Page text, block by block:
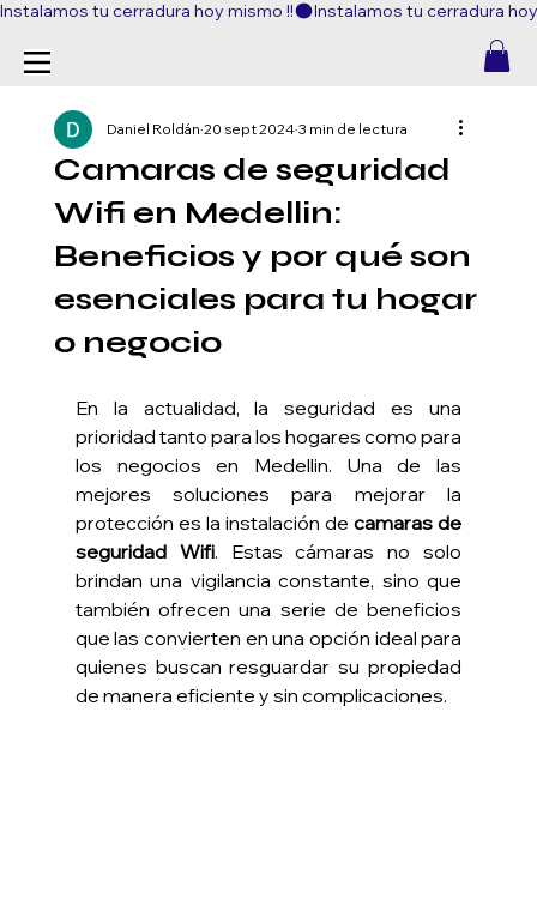
Instalamos tu cerradura hoy mismo !!
Camaras de seguridad
Wifi en Medellin:
Beneficios y por qué son
esenciales para tu hogar
o negocio
Daniel Roldán 20 sept 2024 3 min de lectura
En la actualidad, la seguridad es una
prioridad tanto para los hogares como para
los negocios en Medellin. Una de las
mejores soluciones para mejorar la
protección es la instalación de camaras de
seguridad Wifi. Estas cámaras no solo
brindan una vigilancia constante, sino que
también ofrecen una serie de beneficios
que las convierten en una opción ideal para
quienes buscan resguardar su propiedad
de manera eficiente y sin complicaciones.